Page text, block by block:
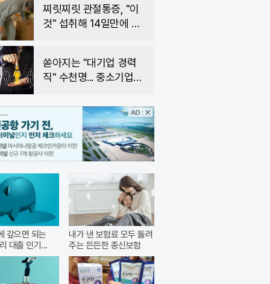
찌릿찌릿 관절통증, "이
것" 섭취해 14일만에 완
쏟아지는 "대기업 경력
직" 수천명... 중소기업은
갚으면 되는
대출 인기...
내가 낸 보험료 모두 돌려
주는 든든한 종신보험